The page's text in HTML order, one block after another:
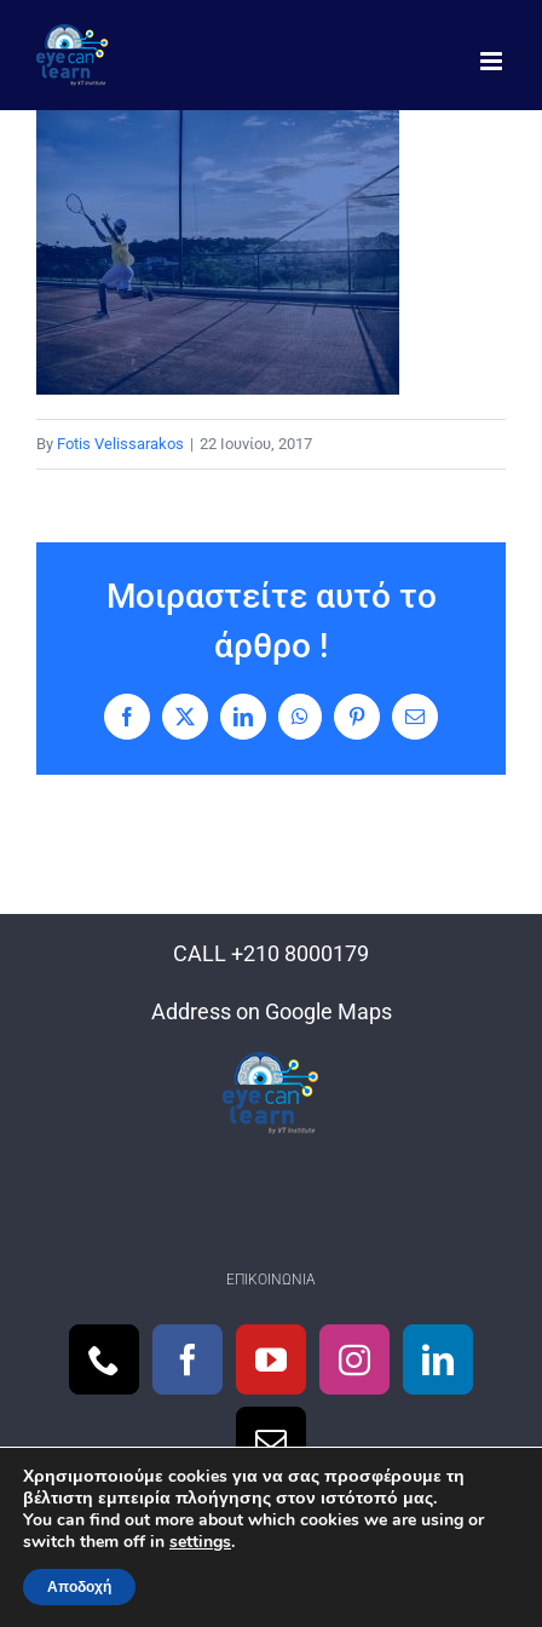
περιεχόμενο
By Fotis Velissarakos | 22 Ιουνίου, 2017
Μοιραστείτε αυτό το
άρθρο !
Facebook
X LinkedInWhatsAppPinterestEmail
CALL +210 8000179
Address on Google Maps
ΕΠΙΚΟΙΝΩΝΊΑ
© Copyright
Χρησιμοποιούμε cookies για να σας προσφέρουμε τη
βέλτιστη εμπειρία πλοήγησης στον ιστότοπό μας.
You can find out more about which cookies we are using or
switch them off in settings.
Αποδοχή